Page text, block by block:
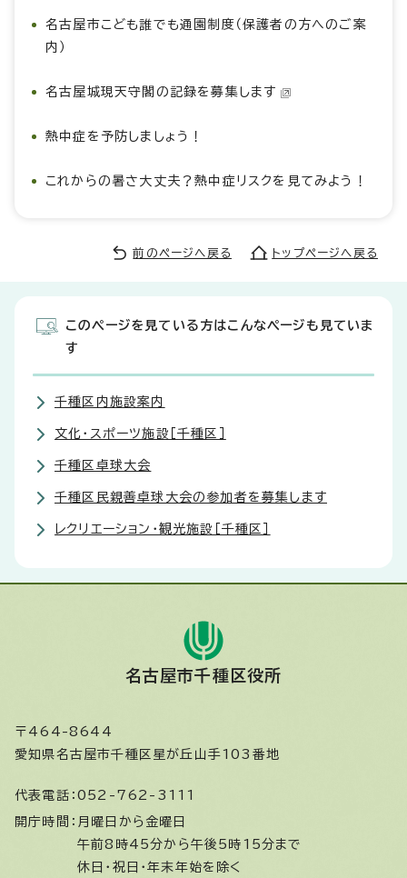
名古屋市こども誰でも通園制度（保護者の方へのご案
内）
名古屋城現天守閣の記録を募集します
熱中症を予防しましょう！
これからの暑さ大丈夫？熱中症リスクを見てみよう！
前のページへ戻る トップページへ戻る
このページを見ている方はこんなページも見ていま
す
千種区内施設案内
文化・スポーツ施設［千種区］
千種区卓球大会
千種区民親善卓球大会の参加者を募集します
レクリエーション・観光施設［千種区］
名古屋市千種区役所
〒464-8644
愛知県名古屋市千種区星が丘山手103番地
代表電話： 052-762-3111
開庁時間： 月曜日から金曜日
午前8時45分から午後5時15分まで
休日・祝日・年末年始を除く